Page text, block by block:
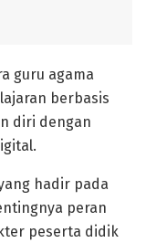
guru agama
berbasis
diri dengan
hadir pada
peran
peserta didik